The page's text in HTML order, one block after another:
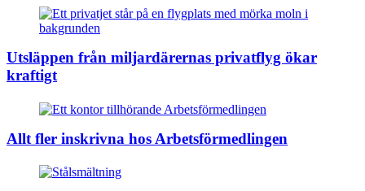
Utsläppen från miljardärernas privatflyg ökar
kraftigt
Allt fler inskrivna hos Arbetsförmedlingen